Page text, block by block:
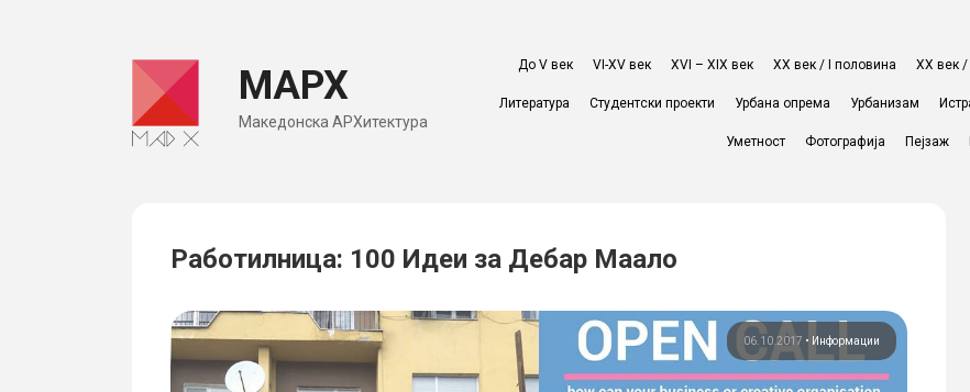
МАРХ
Македонска АРХитектура
До V век VI-XV век XVI – XIX век ХХ век / I половина ХХ век /
Литература Студентски проекти Урбана опрема Урбанизам
Уметност Фотографија Пејзаж
Работилница: 100 Идеи за Дебар Маало
06.10.2017 • Информации